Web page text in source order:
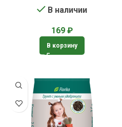
В наличии
169 ₽
В корзину